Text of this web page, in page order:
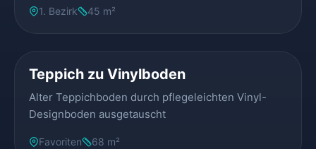
1. Bezirk 45 m²
Teppich zu Vinylboden
Alter Teppichboden durch pflegeleichten Vinyl-
Designboden ausgetauscht
Favoriten 68 m²